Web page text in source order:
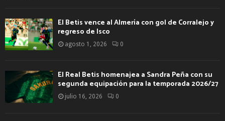
El Betis vence al Almería con gol de Corralejo y
regreso de Isco
agosto 1, 2026 0
El Real Betis homenajea a Sandra Peña con su
segunda equipación para la temporada 2026/27
julio 16, 2026 0